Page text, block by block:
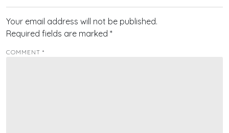
Your email address will not be published.
Required fields are marked *
COMMENT *